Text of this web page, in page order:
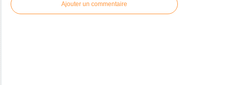
Ajouter un commentaire